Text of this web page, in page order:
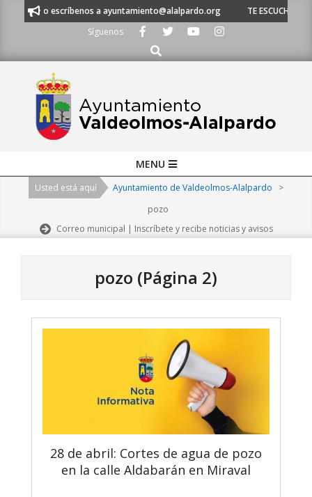
53 o escríbenos a ayuntamiento@alalpardo.org
TE ESCUCHAMOS -
Síguenos
Buscar
Navigation
MENU
Usted está aquí Ayuntamiento de Valdeolmos-Alalpardo
>
pozo
Correo municipal | Inscríbete y recibe noticias y avisos
pozo (Página 2)
28 de abril: Cortes de agua de pozo
en la calle Aldabarán en Miraval